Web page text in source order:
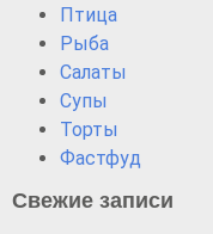
Птица
Рыба
Салаты
Супы
Торты
Фастфуд
Свежие записи